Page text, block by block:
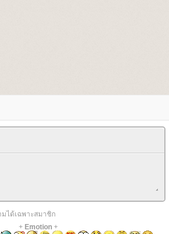
ได้เฉพาะสมาชิก
+ Emotion+